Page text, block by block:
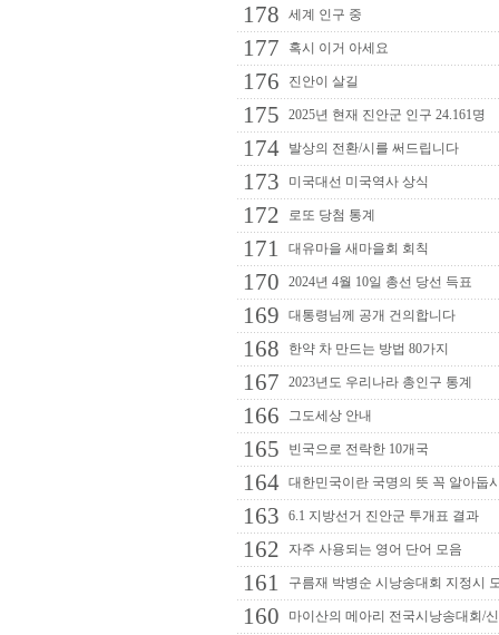
178 세계 인구 중
177 혹시 이거 아세요
176 진안이 살길
175 2025년 현재 진안군 인구 24.161명
174 발상의 전환/시를 써드립니다
173 미국대선 미국역사 상식
172 로또 당첨 통계
171 대유마을 새마을회 회칙
170 2024년 4월 10일 총선 당선 득표
169 대통령님께 공개 건의합니다
168 한약 차 만드는 방법 80가지
167 2023년도 우리나라 총인구 통계
166 그도세상 안내
165 빈국으로 전락한 10개국
164 대한민국이란 국명의 뜻 꼭 알아둡
163 6.1 지방선거 진안군 투개표 결과
162 자주 사용되는 영어 단어 모음
161 구름재 박병순 시낭송대회 지정시
160 마이산의 메아리 전국시낭송대회/